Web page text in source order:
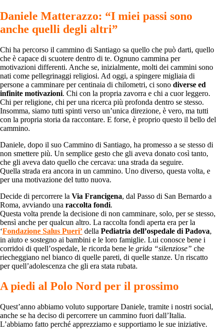
Daniele Matterazzo: “I miei passi sono
anche quelli degli altri”
Chi ha percorso il cammino di Santiago sa quello che può darti, quello
che è capace di scuotere dentro di te. Ognuno cammina per
motivazioni differenti. Anche se, inizialmente, molti dei cammini sono
nati come pellegrinaggi religiosi. Ad oggi, a spingere migliaia di
persone a camminare per centinaia di chilometri, ci sono diverse ed
infinite motivazioni. Chi con la propria zavorra e chi a cuor leggero.
Chi per religione, chi per una ricerca più profonda dentro se stesso.
Insomma, siamo tutti spinti verso un’unica direzione, è vero, ma tutti
con la propria storia da raccontare. E forse, è proprio questo il bello del
cammino.
Daniele, dopo il suo Cammino di Santiago, ha promesso a se stesso di
non smettere più. Un semplice gesto che gli aveva donato così tanto,
che gli aveva dato quello che cercava: una strada da seguire.
Quella strada era ancora in un cammino. Uno diverso, questa volta, e
per una motivazione del tutto nuova.
Decide di percorrere la Via Francigena, dal Passo di San Bernardo a
Roma, avviando una raccolta fondi.
Questa volta prende la decisione di non camminare, solo, per se stesso,
bensì anche per qualcun altro. La raccolta fondi aperta era per la
‘Fondazione Salus Pueri’ della Pediatria dell’ospedale di Padova,
in aiuto e sostegno ai bambini e le loro famiglie. Lui conosce bene i
corridoi di quell’ospedale, le ricorda bene le grida “silenziose” che
riecheggiano nel bianco di quelle pareti, di quelle stanze. Un riscatto
per quell’adolescenza che gli era stata rubata.
A piedi al Polo Nord per il prossimo
Quest’anno abbiamo voluto supportare Daniele, tramite i nostri social,
anche se ha deciso di percorrere un cammino fuori dall’Italia.
L’abbiamo fatto perché apprezziamo e supportiamo le sue iniziative.